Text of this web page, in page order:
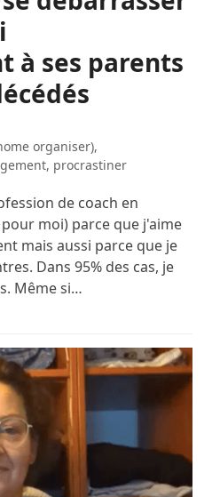
à ses parents
organiser),
, procrastiner
de coach en
moi) parce que j'aime
mais aussi parce que je
Dans 95% des cas, je
Même si…